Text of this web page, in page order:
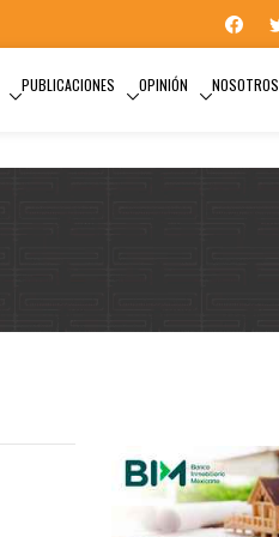
PUBLICACIONES OPINIÓN NOSOTROS